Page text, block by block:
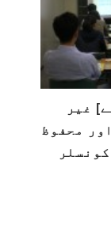
غیر
محفوظ